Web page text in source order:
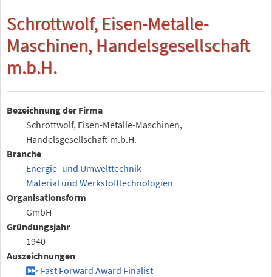
Schrottwolf, Eisen-Metalle-
Maschinen, Handelsgesellschaft
m.b.H.
Bezeichnung der Firma
Schrottwolf, Eisen-Metalle-Maschinen,
Handelsgesellschaft m.b.H.
Branche
Energie- und Umwelttechnik
Material und Werkstofftechnologien
Organisationsform
GmbH
Gründungsjahr
1940
Auszeichnungen
Fast Forward Award Finalist